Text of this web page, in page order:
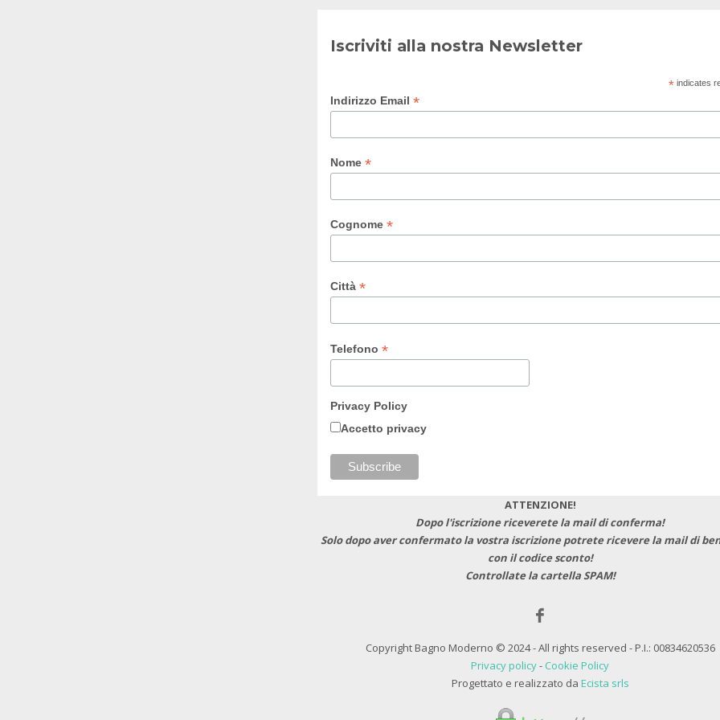
Iscriviti alla nostra Newsletter
*indicates
Indirizzo Email*
Nome*
Cognome*
Città*
Telefono*
Privacy Policy
Accetto privacy
ATTENZIONE!
Dopo l'iscrizione riceverete la mail di conferma!
Solo dopo aver confermato la vostra iscrizione potrete ricevere la mail di
con il codice sconto!
Controllate la cartella SPAM!
Copyright Bagno Moderno © 2024 - All rights reserved - P.I.: 00834620536
Privacy policy- Cookie Policy
Progettato e realizzato da Ecista srls